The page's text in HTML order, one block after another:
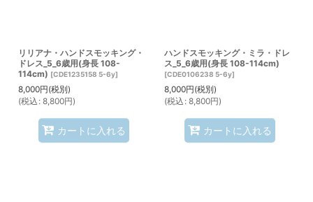
リリアナ・ハンドスモッキング・
ドレス_5_6歳用(身長 108-
114cm) [CDE1235158 5-6y]
8,000円(税別)
(税込 : 8,800円)
カートに入れる
ハンドスモッキング・ミラ・ドレ
ス_5_6歳用(身長 108-114cm)
[CDE0106238 5-6y]
8,000円(税別)
(税込 : 8,800円)
カートに入れる